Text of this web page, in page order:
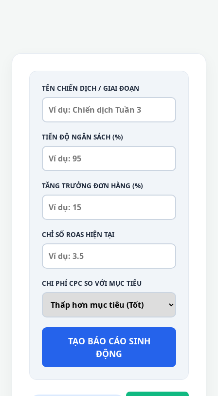
TÊN CHIẾN DỊCH / GIAI ĐOẠN
TIẾN ĐỘ NGÂN SÁCH (%)
TĂNG TRƯỞNG ĐƠN HÀNG (%)
CHỈ SỐ ROAS HIỆN TẠI
CHI PHÍ CPC SO VỚI MỤC TIÊU
TẠO BÁO CÁO SINH
ĐỘNG